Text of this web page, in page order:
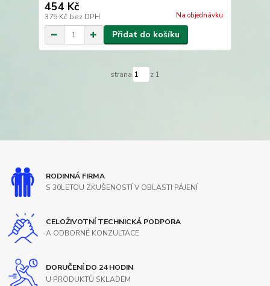
454 Kč
375 Kč bez DPH Na objednávku
Přidat do košíku
strana z 1
RODINNÁ FIRMA
S 30LETOU ZKUŠENOSTÍ V OBLASTI PÁJENÍ
CELOŽIVOTNÍ TECHNICKÁ PODPORA
A ODBORNÉ KONZULTACE
DORUČENÍ DO 24 HODIN
U PRODUKTŮ SKLADEM